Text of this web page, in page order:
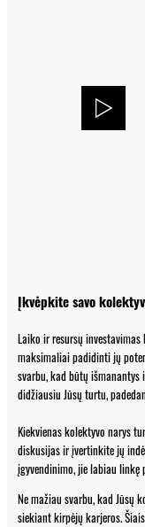
Įkvėpkite savo
Laiko ir resursų
maksimaliai padidinti jų
svarbu, kad būtų
didžiausiu Jūsų turtu,
Kiekvienas kolektyvo narys
diskusijas ir įvertinkite jų
įgyvendinimo, jie labiau linkę
Ne mažiau svarbu, kad Jūsų
siekiant kirpėjų karjeros.